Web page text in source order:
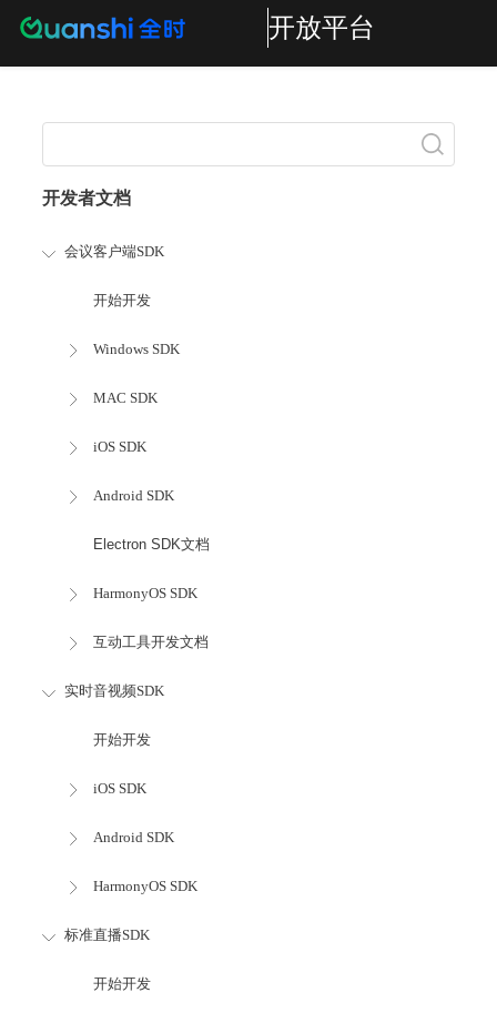
开放平台
开发者文档
会议客户端SDK
开始开发
Windows SDK
MAC SDK
iOS SDK
Android SDK
Electron SDK文档
HarmonyOS SDK
互动工具开发文档
实时音视频SDK
开始开发
iOS SDK
Android SDK
HarmonyOS SDK
标准直播SDK
开始开发